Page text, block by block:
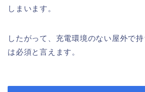
しまいます。
したがって、充電環境のない屋外で
は必須と言えます。